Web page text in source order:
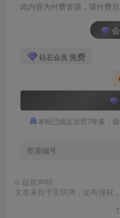
此内容为付费资源，请付费
钻石会员 免费
本站已稳定运营7年多，
资源编号
© 版权声明
文章来自于互联网，如有侵权